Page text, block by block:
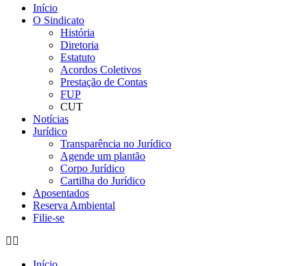
Início
O Sindicato
História
Diretoria
Estatuto
Acordos Coletivos
Prestação de Contas
FUP
CUT
Notícias
Jurídico
Transparência no Jurídico
Agende um plantão
Corpo Jurídico
Cartilha do Jurídico
Aposentados
Reserva Ambiental
Filie-se